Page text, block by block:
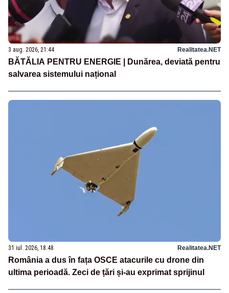
3 aug. 2026, 21:44 Realitatea.NET
BĂTĂLIA PENTRU ENERGIE | Dunărea, deviată pentru
salvarea sistemului național
31 iul. 2026, 18:48 Realitatea.NET
România a dus în fața OSCE atacurile cu drone din
ultima perioadă. Zeci de țări și-au exprimat sprijinul